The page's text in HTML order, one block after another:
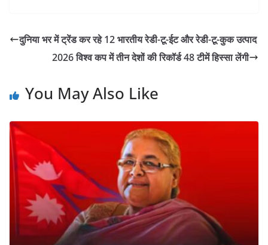
दुनिया भर में ट्रेंड कर रहे 12 भारतीय रेडी-टू-ईट और रेडी-टू-कुक उत्पाद
2026 विश्व कप में तीन देशों की रिकॉर्ड 48 टीमें हिस्सा लेंगी
You May Also Like